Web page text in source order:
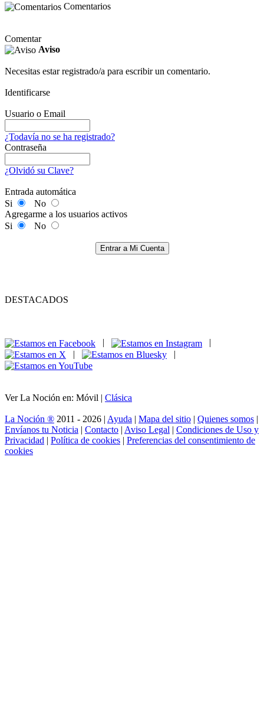
Comentarios
Comentar
Aviso
Necesitas estar registrado/a para escribir un comentario.
Identificarse
Usuario o Email
¿Todavía no se ha registrado?
Contraseña
¿Olvidó su Clave?
Entrada automática
Si
No
Agregarme a los usuarios activos
Si
No
Entrar a Mi Cuenta
DESTACADOS
|
|
|
|
Ver La Noción en: Móvil | Clásica
La Noción ® 2011 - 2026 | Ayuda | Mapa del sitio | Quienes somos |
Envíanos tu Noticia | Contacto | Aviso Legal | Condiciones de Uso y
Privacidad | Política de cookies | Preferencias del consentimiento de
cookies